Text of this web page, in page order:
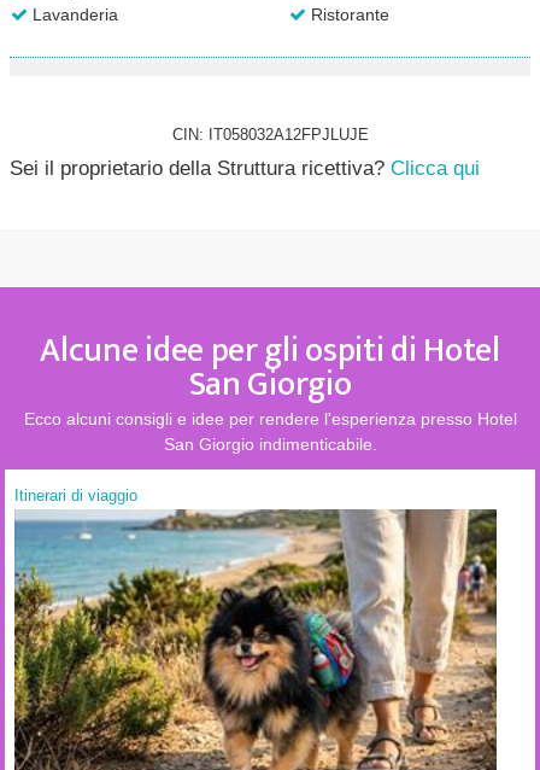
Lavanderia
Ristorante
CIN: IT058032A12FPJLUJE
Sei il proprietario della Struttura ricettiva? Clicca qui
Alcune idee per gli ospiti di Hotel
San Giorgio
Ecco alcuni consigli e idee per rendere l'esperienza presso Hotel
San Giorgio indimenticabile.
Itinerari di viaggio